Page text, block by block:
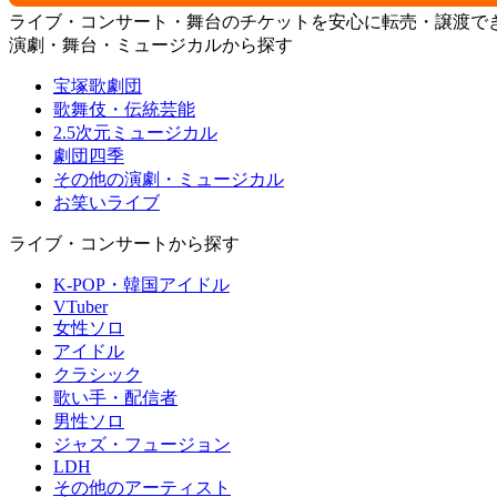
ライブ・コンサート・舞台のチケットを安心に転売・譲渡で
演劇・舞台・ミュージカルから探す
宝塚歌劇団
歌舞伎・伝統芸能
2.5次元ミュージカル
劇団四季
その他の演劇・ミュージカル
お笑いライブ
ライブ・コンサートから探す
K-POP・韓国アイドル
VTuber
女性ソロ
アイドル
クラシック
歌い手・配信者
男性ソロ
ジャズ・フュージョン
LDH
その他のアーティスト